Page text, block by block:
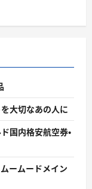
大切なあの人に
国内格安航空券・
ームードメイン